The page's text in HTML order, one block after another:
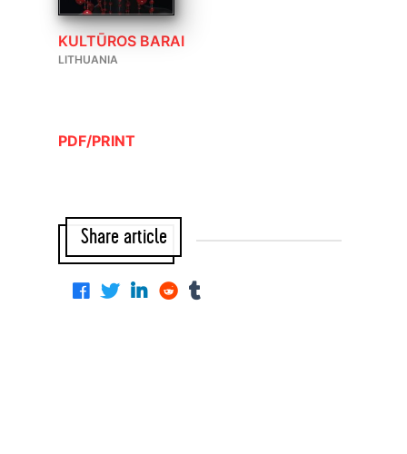
KULTŪROS BARAI
LITHUANIA
PDF/PRINT
Share article